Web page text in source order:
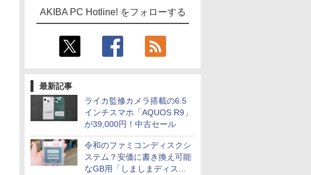
AKIBA PC Hotline! をフォローする
最新記事
ライカ監修カメラ搭載の6.5
インチスマホ「AQUOS R9」
が39,000円！中古セール
令和のファミコンディスクシ
ステム？安価に書き換え可能
なGB用「しましまディスク